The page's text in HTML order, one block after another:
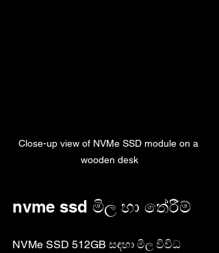
Close-up view of NVMe SSD module on a
wooden desk
nvme ssd මිල හා තේරීම්
NVMe SSD 512GB සඳහා මිල විවිධ